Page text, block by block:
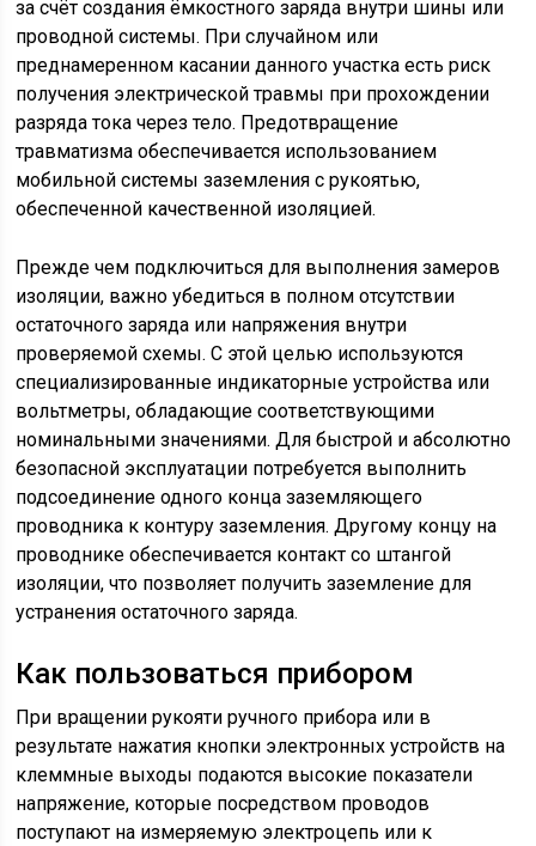
за счёт создания ёмкостного заряда внутри шины или
проводной системы. При случайном или
преднамеренном касании данного участка есть риск
получения электрической травмы при прохождении
разряда тока через тело. Предотвращение
травматизма обеспечивается использованием
мобильной системы заземления с рукоятью,
обеспеченной качественной изоляцией.
Прежде чем подключиться для выполнения замеров
изоляции, важно убедиться в полном отсутствии
остаточного заряда или напряжения внутри
проверяемой схемы. С этой целью используются
специализированные индикаторные устройства или
вольтметры, обладающие соответствующими
номинальными значениями. Для быстрой и абсолютно
безопасной эксплуатации потребуется выполнить
подсоединение одного конца заземляющего
проводника к контуру заземления. Другому концу на
проводнике обеспечивается контакт со штангой
изоляции, что позволяет получить заземление для
устранения остаточного заряда.
Как пользоваться прибором
При вращении рукояти ручного прибора или в
результате нажатия кнопки электронных устройств на
клеммные выходы подаются высокие показатели
напряжение, которые посредством проводов
поступают на измеряемую электроцепь или к